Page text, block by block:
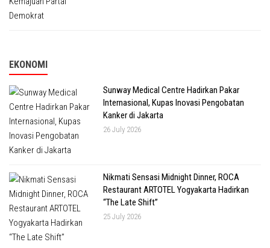
EKONOMI
Sunway Medical Centre Hadirkan Pakar
Internasional, Kupas Inovasi Pengobatan
Kanker di Jakarta
26 July 2026
Nikmati Sensasi Midnight Dinner, ROCA
Restaurant ARTOTEL Yogyakarta Hadirkan
“The Late Shift”
25 July 2026